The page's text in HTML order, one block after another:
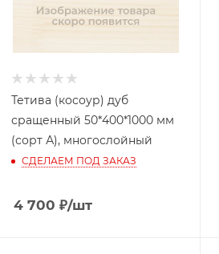
Тетива (косоур) дуб
сращенный 50*400*1000 мм
(сорт А), многослойный
СДЕЛАЕМ ПОД ЗАКАЗ
4 700 ₽/шт